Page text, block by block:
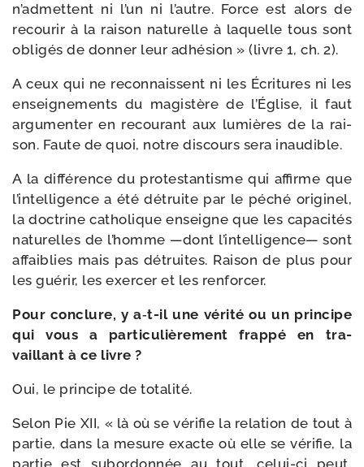
n’admettent ni l’un ni l’autre. Force est alors de
recou­rir à la rai­son natu­relle à laquelle tous sont
obli­gés de don­ner leur adhé­sion » (livre 1, ch. 2).
A ceux qui ne recon­naissent ni les Écritures ni les
ensei­gne­ments du magis­tère de l’Église, il faut
argu­men­ter en recou­rant aux lumières de la rai­
son. Faute de quoi, notre dis­cours sera inaudible.
A la dif­fé­rence du pro­tes­tan­tisme qui affirme que
l’intelligence a été détruite par le péché ori­gi­nel,
la doc­trine catho­lique enseigne que les capa­ci­tés
natu­relles de l’homme —dont l’intelligence— sont
affai­blies mais pas détruites. Raison de plus pour
les gué­rir, les exer­cer et les renforcer.
Pour conclure, y a‑t-​il une véri­té ou un prin­cipe
qui vous a par­ti­cu­liè­re­ment frap­pé en tra­
vaillant à ce livre ?
Oui, le prin­cipe de totalité.
Selon Pie XII, « là où se véri­fie la rela­tion de tout à
par­tie, dans la mesure exacte où elle se véri­fie, la
par­tie est subor­don­née au tout, celui-​ci peut,